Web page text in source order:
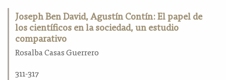
Joseph Ben David, Agustín Contín: El papel de
los científicos en la sociedad, un estudio
comparativo
Rosalba Casas Guerrero
311-317